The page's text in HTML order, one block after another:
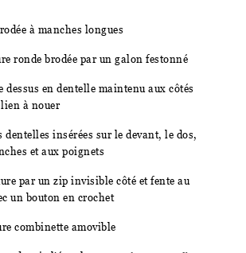
à manches longues
ronde brodée par un galon festonné
dessus en dentelle maintenu aux côtés
à nouer
dentelles insérées sur le devant, le dos,
et aux poignets
par un zip invisible côté et fente au
un bouton en crochet
combinette amovible